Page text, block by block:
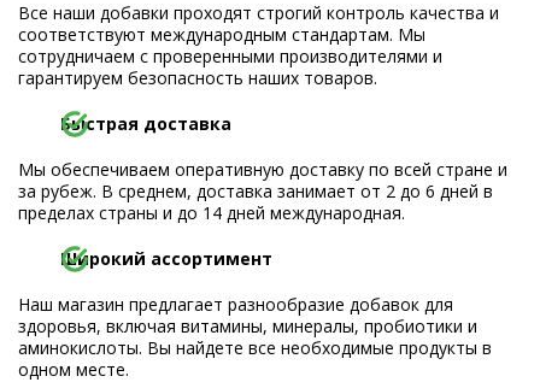
Все наши добавки проходят строгий контроль качества и
соответствуют международным стандартам. Мы
сотрудничаем с проверенными производителями и
гарантируем безопасность наших товаров.
Быстрая доставка
Мы обеспечиваем оперативную доставку по всей стране и
за рубеж. В среднем, доставка занимает от 2 до 6 дней в
пределах страны и до 14 дней международная.
Широкий ассортимент
Наш магазин предлагает разнообразие добавок для
здоровья, включая витамины, минералы, пробиотики и
аминокислоты. Вы найдете все необходимые продукты в
одном месте.